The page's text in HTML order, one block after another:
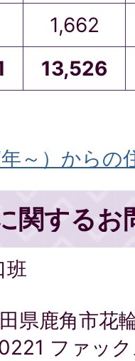
1,662
13,526
～）からの
関するお
班
県鹿角市花
ファッ